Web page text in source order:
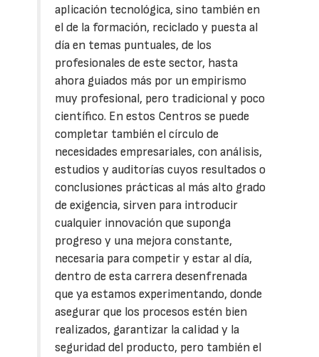
aplicación tecnológica, sino también en
el de la formación, reciclado y puesta al
día en temas puntuales, de los
profesionales de este sector, hasta
ahora guiados más por un empirismo
muy profesional, pero tradicional y poco
científico. En estos Centros se puede
completar también el círculo de
necesidades empresariales, con análisis,
estudios y auditorías cuyos resultados o
conclusiones prácticas al más alto grado
de exigencia, sirven para introducir
cualquier innovación que suponga
progreso y una mejora constante,
necesaria para competir y estar al día,
dentro de esta carrera desenfrenada
que ya estamos experimentando, donde
asegurar que los procesos estén bien
realizados, garantizar la calidad y la
seguridad del producto, pero también el